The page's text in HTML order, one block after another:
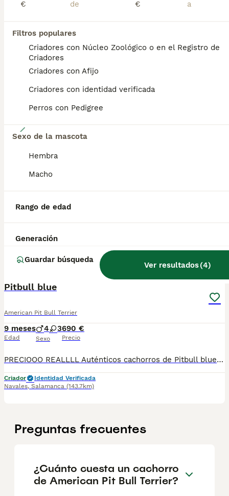
€
€
Filtros populares
Criadores con Núcleo Zoológico o en el Registro de
Criadores
Criadores con Afijo
Criadores con identidad verificada
Perros con Pedigree
Sexo de la mascota
Hembra
Macho
Rango de edad
Generación
Guardar búsqueda
Ver resultados(4)
American Pit Bull Terrier
Criador
Identidad Verificada
Pitbull blue
American Pit Bull Terrier
9 meses
Edad
4 3
Sexo
690 €
Precio
PRECIOOO REALLLL Auténticos cachorros de Pitbull blue De la mejor linea actual en España Se pueden visitar sin compromiso
Criador
Identidad Verificada
Navales, Salamanca (143.7km)
Preguntas frecuentes
¿Cuánto cuesta un cachorro
de American Pit Bull Terrier?